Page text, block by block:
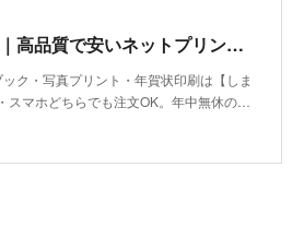
しまうまプリント｜高品質で安いネットプリント専門店
ク・写真プリント・年賀状印刷は【しま
スマホどちらでも注文OK。年中無休の…